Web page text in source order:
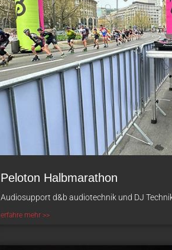
Peloton Halbmarathon
Audiosupport d&b audiotechnik und DJ
erfahre mehr >>